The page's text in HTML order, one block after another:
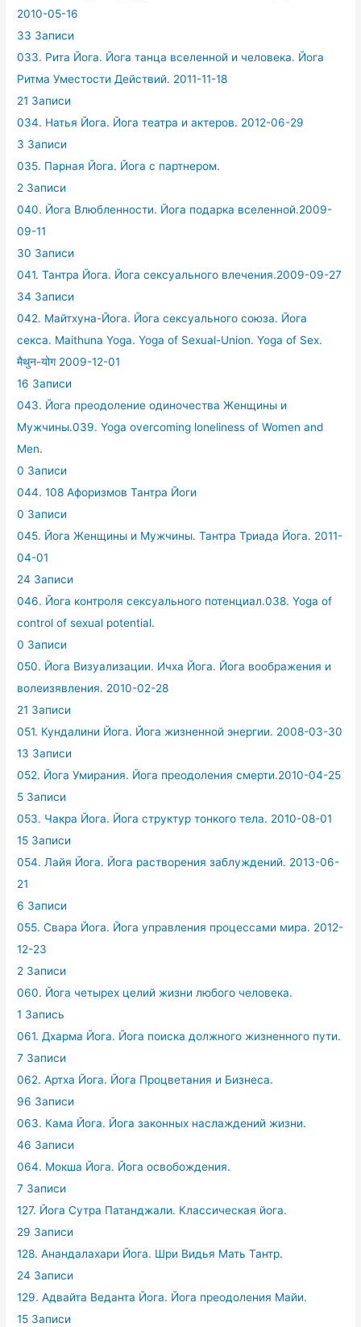
2010-05-16
33 Записи
033. Рита Йога. Йога танца вселенной и человека. Йога
Ритма Уместости Действий. 2011-11-18
21 Записи
034. Натья Йога. Йога театра и актеров. 2012-06-29
3 Записи
035. Парная Йога. Йога с партнером.
2 Записи
040. Йога Влюбленности. Йога подарка вселенной.2009-
09-11
30 Записи
041. Тантра Йога. Йога сексуального влечения.2009-09-27
34 Записи
042. Майтхуна-Йога. Йога сексуального союза. Йога
секса. Maithuna Yoga. Yoga of Sexual-Union. Yoga of Sex.
मैथुन-योग 2009-12-01
16 Записи
043. Йога преодоление одиночества Женщины и
Мужчины.039. Yoga overcoming loneliness of Women and
Men.
0 Записи
044. 108 Афоризмов Тантра Йоги
0 Записи
045. Йога Женщины и Мужчины. Тантра Триада Йога. 2011-
04-01
24 Записи
046. Йога контроля сексуального потенциал.038. Yoga of
control of sexual potential.
0 Записи
050. Йога Визуализации. Ичха Йога. Йога воображения и
волеизявления. 2010-02-28
21 Записи
051. Кундалини Йога. Йога жизненной энергии. 2008-03-30
13 Записи
052. Йога Умирания. Йога преодоления смерти.2010-04-25
5 Записи
053. Чакра Йога. Йога структур тонкого тела. 2010-08-01
15 Записи
054. Лайя Йога. Йога растворения заблуждений. 2013-06-
21
6 Записи
055. Свара Йога. Йога управления процессами мира. 2012-
12-23
2 Записи
060. Йога четырех целий жизни любого человека.
1 Запись
061. Дхарма Йога. Йога поиска должного жизненного пути.
7 Записи
062. Артха Йога. Йога Процветания и Бизнеса.
96 Записи
063. Кама Йога. Йога законных наслаждений жизни.
46 Записи
064. Мокша Йога. Йога освобождения.
7 Записи
127. Йога Сутра Патанджали. Классическая йога.
29 Записи
128. Анандалахари Йога. Шри Видья Мать Тантр.
24 Записи
129. Адвайта Веданта Йога. Йога преодоления Майи.
15 Записи